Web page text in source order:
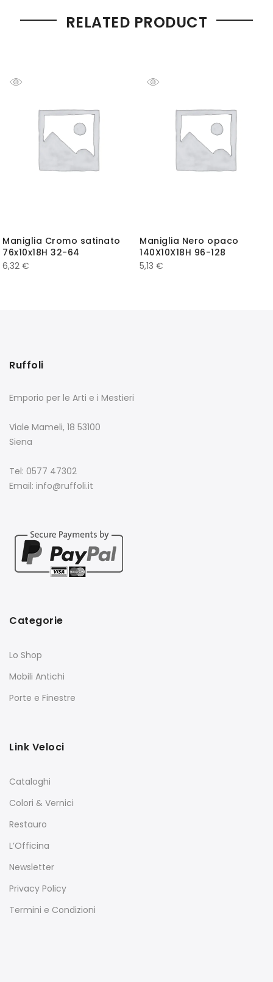
RELATED PRODUCT
Maniglia Cromo satinato
76x10x18H 32-64
6,32 €
Maniglia Nero opaco
140X10X18H 96-128
5,13 €
Ruffoli
Emporio per le Arti e i Mestieri
Viale Mameli, 18 53100
Siena
Tel: 0577 47302
Email: info@ruffoli.it
Categorie
Lo Shop
Mobili Antichi
Porte e Finestre
Link Veloci
Cataloghi
Colori & Vernici
Restauro
L’Officina
Newsletter
Privacy Policy
Termini e Condizioni